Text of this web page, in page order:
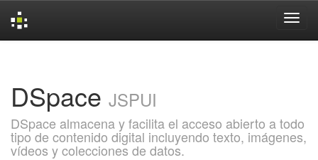
DSpace JSPUI
DSpace almacena y facilita el acceso abierto a todo
tipo de contenido digital incluyendo texto, imágenes,
vídeos y colecciones de datos.